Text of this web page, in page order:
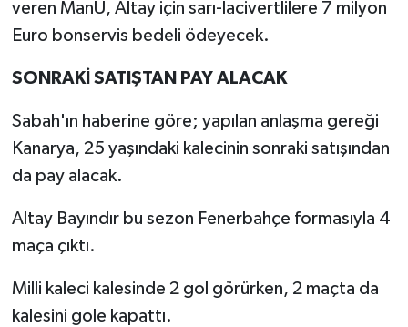
veren ManU, Altay için sarı-lacivertlilere 7 milyon
Euro bonservis bedeli ödeyecek.
SONRAKİ SATIŞTAN PAY ALACAK
Sabah'ın haberine göre; yapılan anlaşma gereği
Kanarya, 25 yaşındaki kalecinin sonraki satışından
da pay alacak.
Altay Bayındır bu sezon Fenerbahçe formasıyla 4
maça çıktı.
Milli kaleci kalesinde 2 gol görürken, 2 maçta da
kalesini gole kapattı.